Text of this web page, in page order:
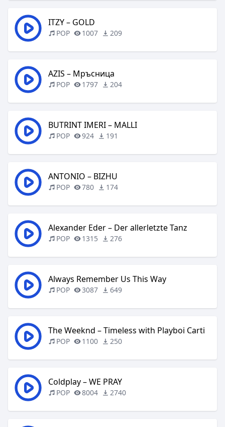
ITZY – GOLD
POP 1007 209
AZIS – Мръсница
POP 1797 204
BUTRINT IMERI – MALLI
POP 924 191
ANTONIO – BIZHU
POP 780 174
Alexander Eder – Der allerletzte Tanz
POP 1315 276
Always Remember Us This Way
POP 3087 649
The Weeknd – Timeless with Playboi Carti
POP 1100 250
Coldplay – WE PRAY
POP 8004 2740